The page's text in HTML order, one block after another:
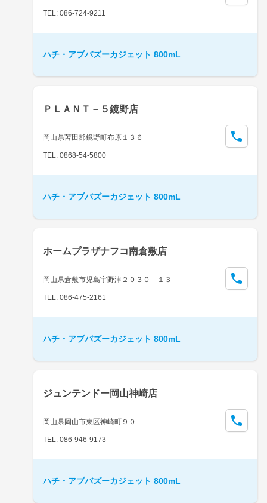
TEL: 086-724-9211
ハチ・アブバズーカジェット 800mL
ＰＬＡＮＴ－５鏡野店
岡山県苫田郡鏡野町布原１３６
TEL: 0868-54-5800
ハチ・アブバズーカジェット 800mL
ホームプラザナフコ南倉敷店
岡山県倉敷市児島宇野津２０３０－１３
TEL: 086-475-2161
ハチ・アブバズーカジェット 800mL
ジュンテンドー岡山神崎店
岡山県岡山市東区神崎町９０
TEL: 086-946-9173
ハチ・アブバズーカジェット 800mL